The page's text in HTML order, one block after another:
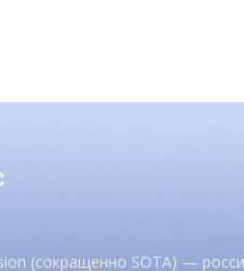
(сокращенно SOTA) —